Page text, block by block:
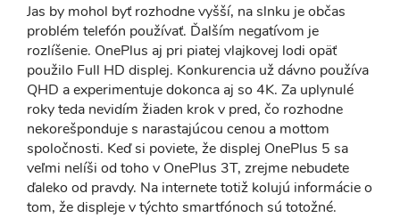
Jas by mohol byť rozhodne vyšší, na slnku je občas
problém telefón používať. Ďalším negatívom je
rozlíšenie. OnePlus aj pri piatej vlajkovej lodi opäť
použilo Full HD displej. Konkurencia už dávno používa
QHD a experimentuje dokonca aj so 4K. Za uplynulé
roky teda nevidím žiaden krok v pred, čo rozhodne
nekorešponduje s narastajúcou cenou a mottom
spoločnosti. Keď si poviete, že displej OnePlus 5 sa
veľmi nelíši od toho v OnePlus 3T, zrejme nebudete
ďaleko od pravdy. Na internete totiž kolujú informácie o
tom, že displeje v týchto smartfónoch sú totožné.